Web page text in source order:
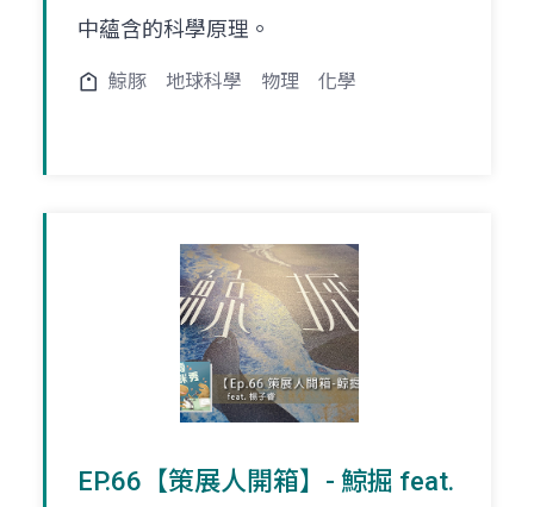
中蘊含的科學原理。
鯨豚 地球科學 物理 化學
EP.66【策展人開箱】- 鯨掘 feat.